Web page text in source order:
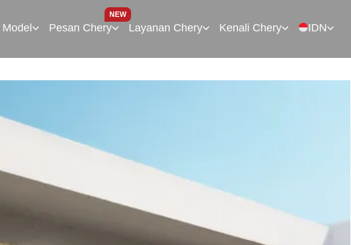
Model Pesan Chery
NEW
Layanan Chery Kenali Chery IDN